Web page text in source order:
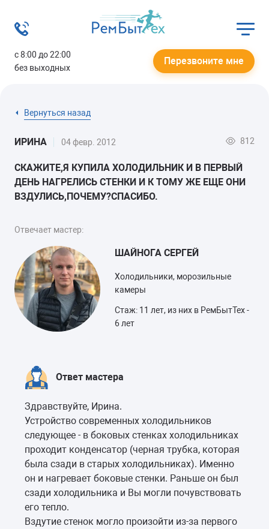
с 8:00 до 22:00
без выходных
Перезвоните мне
Вернуться назад
ИРИНА 04 февр. 2012 812
СКАЖИТЕ,Я КУПИЛА ХОЛОДИЛЬНИК И В ПЕРВЫЙ
ДЕНЬ НАГРЕЛИСЬ СТЕНКИ И К ТОМУ ЖЕ ЕЩЕ ОНИ
ВЗДУЛИСЬ,ПОЧЕМУ?СПАСИБО.
Отвечает мастер:
ШАЙНОГА СЕРГЕЙ
Холодильники, морозильные
камеры
Стаж: 11 лет, из них в РемБытТех -
6 лет
Ответ мастера
Здравствуйте, Ирина.
Устройство современных холодильников
следующее - в боковых стенках холодильниках
проходит конденсатор (черная трубка, которая
была сзади в старых холодильниках). Именно
он и нагревает боковые стенки. Раньше он был
сзади холодильника и Вы могли почувствовать
его тепло.
Вздутие стенок могло произойти из-за первого